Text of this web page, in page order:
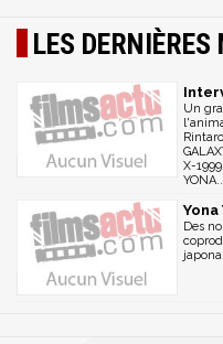
LES DERNIÈRES
Un
X-
Des